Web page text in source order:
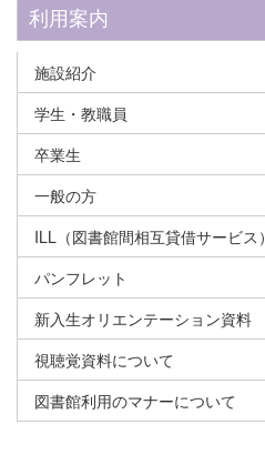
利用案内
施設紹介
学生・教職員
卒業生
一般の方
ILL（図書館間相互貸借サービス）
パンフレット
新入生オリエンテーション資料
視聴覚資料について
図書館利用のマナーについて